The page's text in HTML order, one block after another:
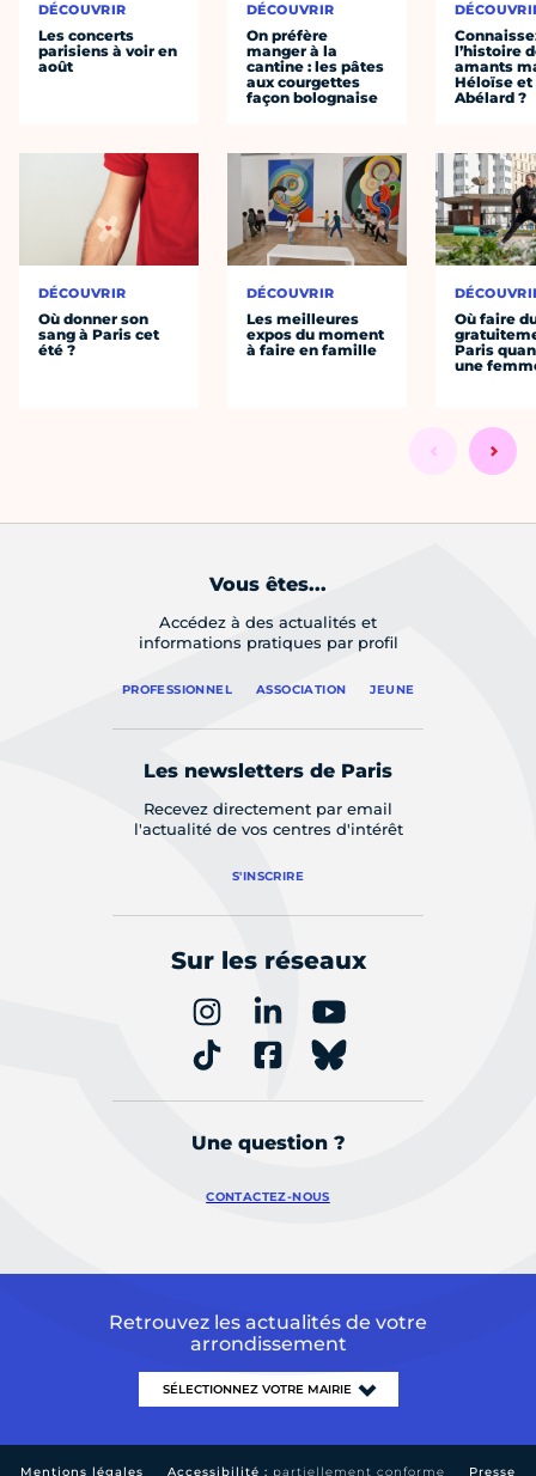
DÉCOUVRIR
Les concerts
parisiens à voir en
août
DÉCOUVRIR
Où donner son
sang à Paris cet
été ?
DÉCOUVRIR
On préfère
manger à la
cantine : les pâtes
aux courgettes
façon bolognaise
DÉCOUVRIR
Les meilleures
expos du moment
à faire en famille
l’histoire
amants
Héloïse et
Abélard ?
Où faire
Paris
une
Vous êtes...
Accédez à des actualités et
informations pratiques par profil
PROFESSIONNEL ASSOCIATION JEUNE
Les newsletters de Paris
Recevez directement par email
l'actualité de vos centres d'intérêt
S'INSCRIRE
Sur les réseaux
Une question ?
CONTACTEZ-NOUS
Retrouvez les actualités de votre
arrondissement
Mentions légales Accessibilité : partiellement conforme Presse